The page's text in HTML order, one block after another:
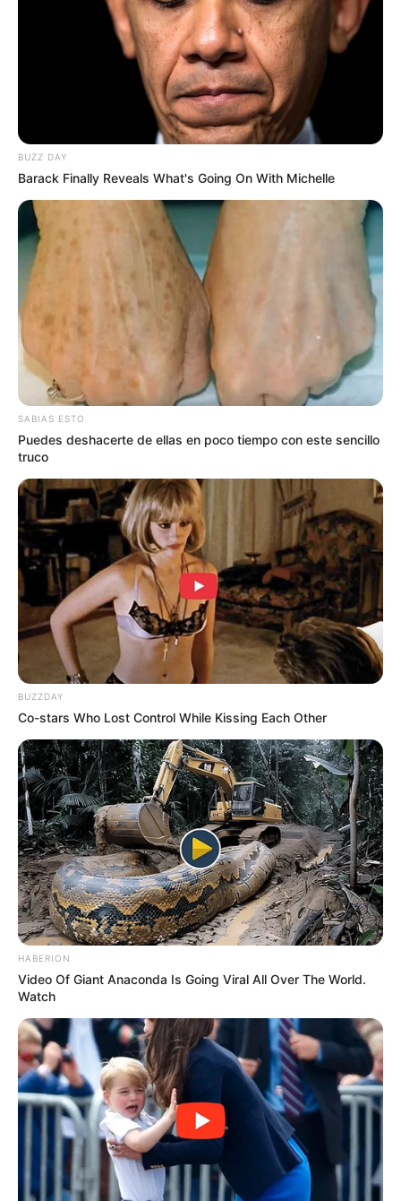
Mezcla Vaselina con Limón y Te Sorprenderás:
Beneficios y Usos
Combinar Vaselina (vaselina) con jugo de limón
puede sonar extraño, pero esta simple mezcla
puede ofrecer sorprendentes beneficios para tu
piel. Aquí te contamos cómo se puede usar esta
combinación y por qué es tan efectiva:
1. Aclarador Natural de la Piel
Por qué Funciona: El jugo de limón es rico en
BUZZ DAY
Barack Finally Reveals What's Going On With Michelle
SABIAS ESTO
Puedes deshacerte de ellas en poco tiempo con este sencillo
truco
BUZZDAY
Co-stars Who Lost Control While Kissing Each Other
HABERION
Video Of Giant Anaconda Is Going Viral All Over The World.
Watch